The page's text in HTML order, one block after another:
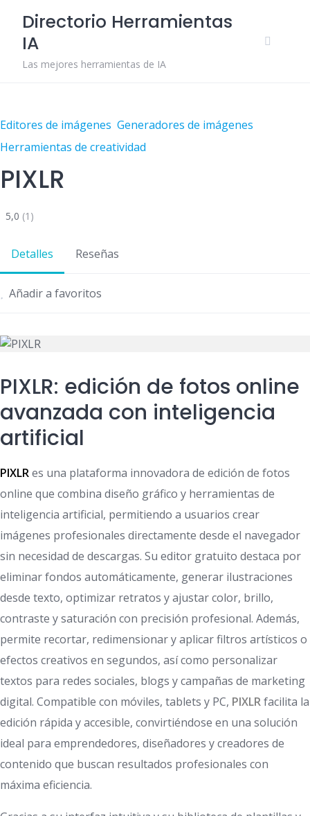
content
Directorio Herramientas
IA
Las mejores herramientas de IA
Editores de imágenes Generadores de imágenes
Herramientas de creatividad
PIXLR
5,0 (1)
Detalles Reseñas
Añadir a favoritos
PIXLR: edición de fotos online
avanzada con inteligencia
artificial
PIXLRes una plataforma innovadora de edición de fotos
online que combina diseño gráfico y herramientas de
inteligencia artificial, permitiendo a usuarios crear
imágenes profesionales directamente desde el navegador
sin necesidad de descargas. Su editor gratuito destaca por
eliminar fondos automáticamente, generar ilustraciones
desde texto, optimizar retratos y ajustar color, brillo,
contraste y saturación con precisión profesional. Además,
permite recortar, redimensionar y aplicar filtros artísticos o
efectos creativos en segundos, así como personalizar
textos para redes sociales, blogs y campañas de marketing
digital. Compatible con móviles, tablets y PC, PIXLRfacilita la
edición rápida y accesible, convirtiéndose en una solución
ideal para emprendedores, diseñadores y creadores de
contenido que buscan resultados profesionales con
máxima eficiencia.